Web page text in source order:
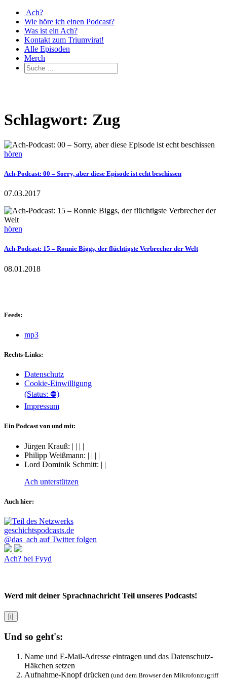
Ach?
Wie höre ich einen Podcast?
Was ist ein Ach?
Kontakt zum Triumvirat!
Alle Episoden
Merch
Schlagwort: Zug
hören
Ach-Podcast: 00 – Sorry, aber diese Episode ist echt beschissen
07.03.2017
hören
Ach-Podcast: 15 – Ronnie Biggs, der flüchtigste Verbrecher der Welt
08.01.2018
Feeds:
mp3
Rechts-Links:
Datenschutz
Cookie-Einwilligung
(Status: ⛔)
Impressum
Ein Podcast von und mit:
Jürgen Krauß: | | | |
Philipp Weißmann: | | | |
Lord Dominik Schmitt: | |
Ach unterstützen
Auch hier:
@das_ach auf Twitter folgen
Ach? bei Fyyd
Werd mit deiner Sprachnachricht Teil unseres Podcasts!
[i]
Und so geht's:
Name und E-Mail-Adresse eintragen und das Datenschutz-
Häkchen setzen
Aufnahme-Knopf drücken (und dem Browser den Mikrofonzugriff